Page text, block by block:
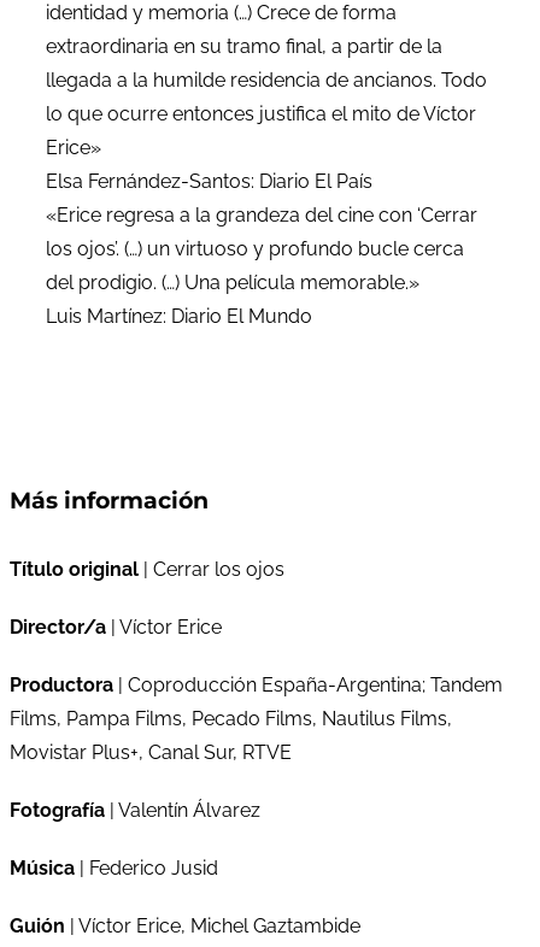
identidad y memoria (…) Crece de forma
extraordinaria en su tramo final, a partir de la
llegada a la humilde residencia de ancianos. Todo
lo que ocurre entonces justifica el mito de Víctor
Erice»
Elsa Fernández-Santos: Diario El País
«Erice regresa a la grandeza del cine con ‘Cerrar
los ojos’. (…) un virtuoso y profundo bucle cerca
del prodigio. (…) Una película memorable.»
Luis Martínez: Diario El Mundo
Más información
Título original | Cerrar los ojos
Director/a | Víctor Erice
Productora | Coproducción España-Argentina; Tandem
Films, Pampa Films, Pecado Films, Nautilus Films,
Movistar Plus+, Canal Sur, RTVE
Fotografía | Valentín Álvarez
Música | Federico Jusid
Guión | Víctor Erice, Michel Gaztambide